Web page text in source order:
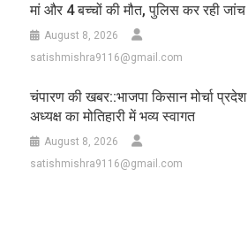
मां और 4 बच्चों की मौत, पुलिस कर रही जांच
August 8, 2026
satishmishra9116@gmail.com
चंपारण की खबर::भाजपा किसान मोर्चा प्रदेश
अध्यक्ष का मोतिहारी में भव्य स्वागत
August 8, 2026
satishmishra9116@gmail.com